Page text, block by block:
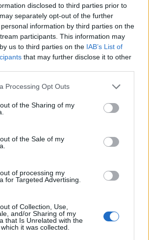
disclosed to third parties prior to
separately opt-out of the further
information by third parties on the
participants. This information may
us to third parties on the IAB’s List of
that may further disclose it to other
Processing Opt Outs
of the Sharing of my
of the Sale of my
of processing my
for Targeted Advertising.
of Collection, Use,
and/or Sharing of my
that Is Unrelated with the
it was collected.